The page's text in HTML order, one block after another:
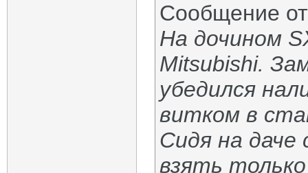
Сообщение
На дочином
Mitsubishi.
убедился
витком в
Сидя на даче
взять